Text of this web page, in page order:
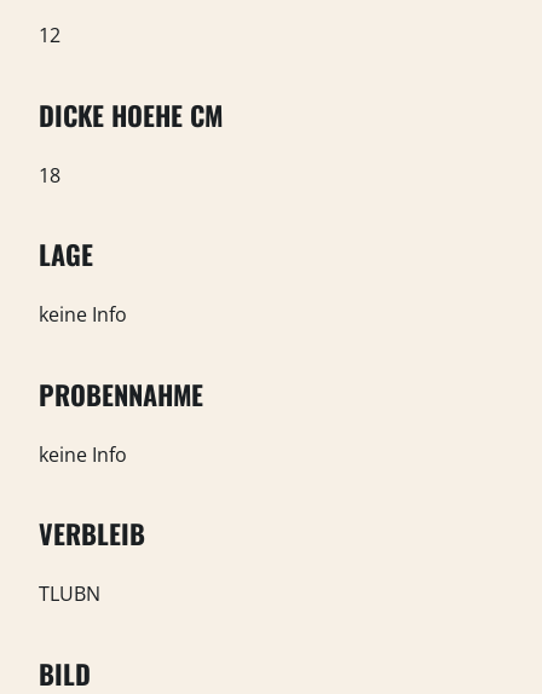
12
DICKE HOEHE CM
18
LAGE
keine Info
PROBENNAHME
keine Info
VERBLEIB
TLUBN
BILD